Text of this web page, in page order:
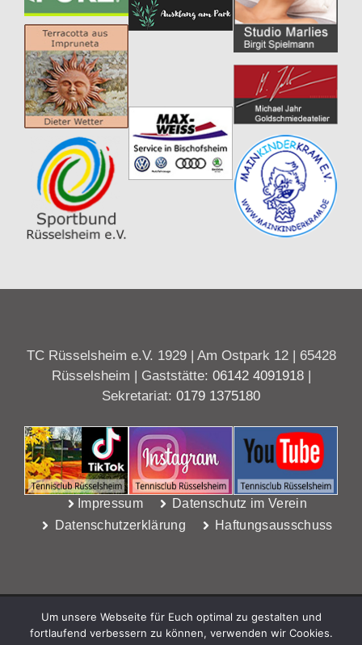
TC Rüsselsheim e.V. 1929 | Am Ostpark 12 | 65428
Rüsselsheim | Gaststätte: 06142 4091918|
Sekretariat: 0179 1375180
Impressum
Datenschutz im Verein
Datenschutzerklärung
Haftungsausschuss
Um unsere Webseite für Euch optimal zu gestalten und
fortlaufend verbessern zu können, verwenden wir Cookies.